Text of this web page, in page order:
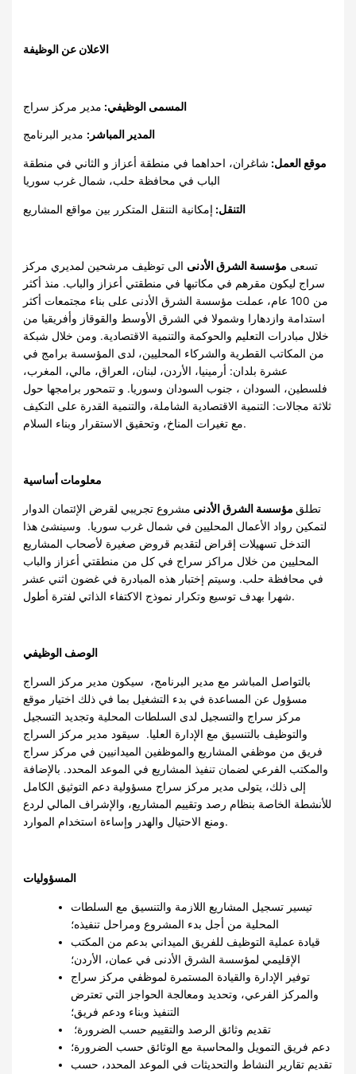
الاعلان عن الوظيفة
المسمى الوظيفي: مدير مركز سراج
المدير المباشر: مدير البرنامج
موقع العمل: شاغران، احداهما في منطقة أعزاز و الثاني في منطقة
الباب في محافظة حلب، شمال غرب سوريا
التنقل: إمكانية التنقل المتكرر بين مواقع المشاريع
تسعى مؤسسة الشرق الأدنى الى توظيف مرشحين لمديري مركز
سراج ليكون مقرهم في مكاتبها في منطقتي أعزاز والباب. منذ أكثر
من 100 عام، عملت مؤسسة الشرق الأدنى على بناء مجتمعات أكثر
استدامة وازدهارا وشمولا في الشرق الأوسط والقوقاز وأفريقيا من
خلال مبادرات التعليم والحوكمة والتنمية الاقتصادية. ومن خلال شبكة
من المكاتب القطرية والشركاء المحليين، لدى المؤسسة برامج في
عشرة بلدان: أرمينيا، الأردن، لبنان، العراق، مالي، المغرب،
فلسطين، السودان ، جنوب السودان وسوريا. و تتمحور برامجها حول
ثلاثة مجالات: التنمية الاقتصادية الشاملة، والتنمية القدرة على التكيف
مع تغيرات المناخ، وتحقيق الاستقرار وبناء السلام.
معلومات أساسية
تطلق مؤسسة الشرق الأدنى مشروع تجريبي لقرض الإئتمان الدوار
لتمكين رواد الأعمال المحليين في شمال غرب سوريا. وسينشئ هذا
التدخل تسهيلات إقراض لتقديم قروض صغيرة لأصحاب المشاريع
المحليين من خلال مراكز سراج في كل من منطقتي أعزاز والباب
في محافظة حلب. وسيتم إختبار هذه المبادرة في غضون اثني عشر
شهرا بهدف توسيع وتكرار نموذج الاكتفاء الذاتي لفترة أطول.
الوصف الوظيفي
بالتواصل المباشر مع مدير البرنامج، سيكون مدير مركز السراج
مسؤول عن المساعدة في بدء التشغيل بما في ذلك اختيار موقع
مركز سراج والتسجيل لدى السلطات المحلية وتجديد التسجيل
والتوظيف بالتنسيق مع الإدارة العليا. سيقود مدير مركز السراج
فريق من موظفي المشاريع والموظفين الميدانيين في مركز سراج
والمكتب الفرعي لضمان تنفيذ المشاريع في الموعد المحدد. بالإضافة
إلى ذلك، يتولى مدير مركز سراج مسؤولية دعم التوثيق الكامل
للأنشطة الخاصة بنظام رصد وتقييم المشاريع، والإشراف المالي لردع
ومنع الاحتيال والهدر وإساءة استخدام الموارد.
المسؤوليات
تيسير تسجيل المشاريع اللازمة والتنسيق مع السلطات
المحلية من أجل بدء المشروع ومراحل تنفيذه؛
قيادة عملية التوظيف للفريق الميداني بدعم من المكتب
الإقليمي لمؤسسة الشرق الأدنى في عمان، الأردن؛
توفير الإدارة والقيادة المستمرة لموظفي مركز سراج
والمركز الفرعي، وتحديد ومعالجة الحواجز التي تعترض
التنفيذ وبناء ودعم فريق؛
تقديم وثائق الرصد والتقييم حسب الضرورة؛
دعم فريق التمويل والمحاسبة مع الوثائق حسب الضرورة؛
تقديم تقارير النشاط والتحديثات في الموعد المحدد، حسب